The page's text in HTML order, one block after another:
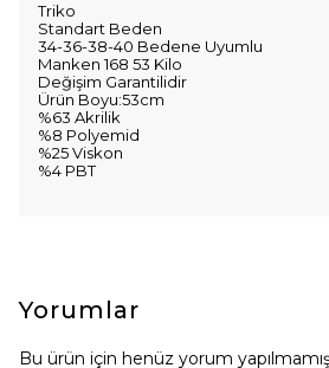
Triko
Standart Beden
34-36-38-40 Bedene Uyumlu
Manken 168 53 Kilo
Değişim Garantilidir
Ürün Boyu:53cm
%63 Akrilik
%8 Polyemid
%25 Viskon
%4 PBT
Yorumlar
Bu ürün için henüz yorum